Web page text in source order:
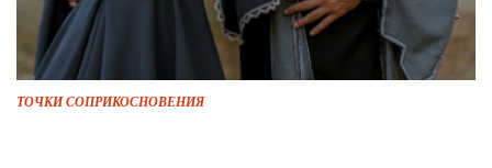
ТОЧКИ СОПРИКОСНОВЕНИЯ